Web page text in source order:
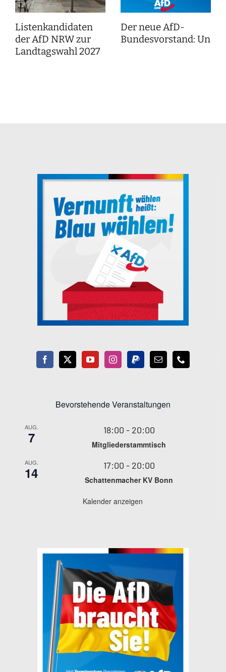
Listenkandidaten
der AfD NRW zur
Landtagswahl 2027
Der neue AfD-
Bundesvorstand:
Bevorstehende Veranstaltungen
AUG.
7 18:00 - 20:00
Mitgliederstammtisch
AUG.
14 17:00 - 20:00
Schattenmacher KV Bonn
Kalender anzeigen